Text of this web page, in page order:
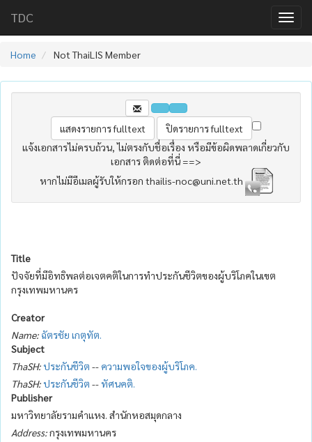
TDC
Home Not ThaiLIS Member
แจ้งเอกสารไม่ครบถ้วน, ไม่ตรงกับชื่อเรื่อง หรือมีข้อผิดพลาดเกี่ยวกับ
เอกสาร ติดต่อที่นี่ ==>
หากไม่มีอีเมลผู้รับให้กรอก thailis-noc@uni.net.th
Title
ปัจจัยที่มีอิทธิพลต่อเจตคติในการทำประกันชีวิตของผู้บริโภคในเขต
กรุงเทพมหานคร
Creator
Name: ฉัตรชัย เกตุทัต.
Subject
ThaSH:ประกันชีวิต -- ความพอใจของผู้บริโภค.
ThaSH:ประกันชีวิต --ทัศนคติ.
Publisher
มหาวิทยาลัยรามคำแหง. สำนักหอสมุดกลาง
Address:กรุงเทพมหานคร